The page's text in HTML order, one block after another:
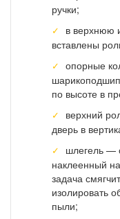
ручки;
в верхнюю
вставлены
опорные
по высоте в
верхний
дверь в
шлегель —
наклеенный
задача
изолировать
пыли;